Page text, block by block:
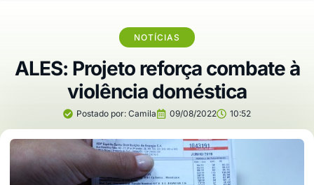
NOTÍCIAS
ALES: Projeto reforça combate à
violência doméstica
Postado por: Camila 09/08/2022 10:52